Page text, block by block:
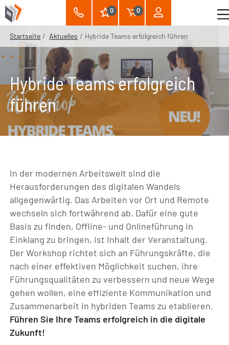
0 0
Startseite Aktuelles Hybride Teams erfolgreich führen
Hybride Teams erfolgreich
führen
In der modernen Arbeitswelt sind die
Herausforderungen des digitalen Wandels
allgegenwärtig. Das Arbeiten vor Ort und Remote
wechseln sich fortwährend ab. Dafür eine gute
Basis zu finden, Offline- und Onlineführung in
Einklang zu bringen, ist Inhalt der Veranstaltung.
Der Workshop richtet sich an Führungskräfte, die
nach einer effektiven Möglichkeit suchen, ihre
Führungsqualitäten zu verbessern und neue Wege
gehen wollen, eine effiziente Kommunikation und
Zusammenarbeit in hybriden Teams zu etablieren.
Führen Sie Ihre Teams erfolgreich in die digitale
Zukunft!